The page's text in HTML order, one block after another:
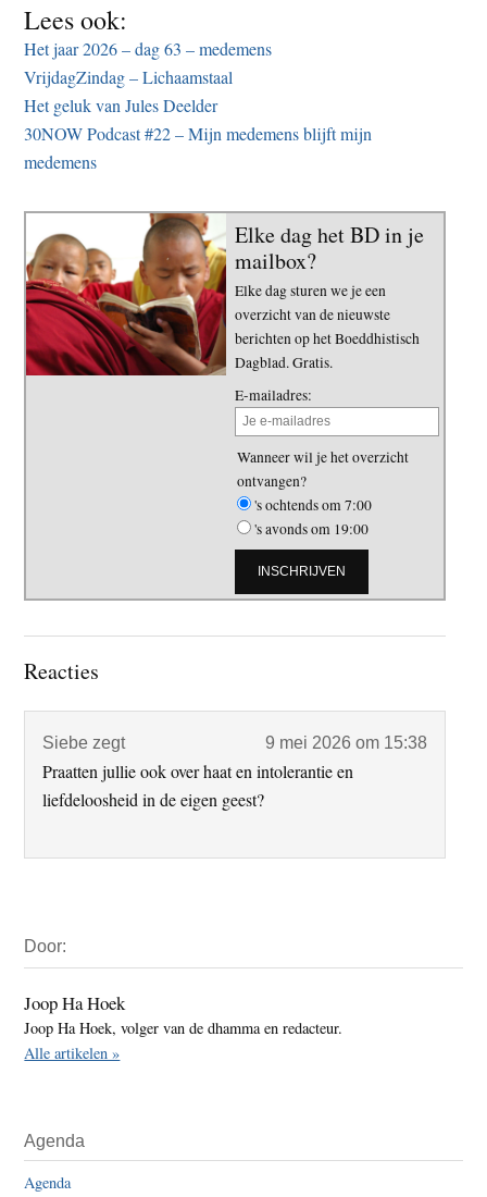
Lees ook:
Het jaar 2026 – dag 63 – medemens
VrijdagZindag – Lichaamstaal
Het geluk van Jules Deelder
30NOW Podcast #22 – Mijn medemens blijft mijn
medemens
Elke dag het BD in je
mailbox?
Elke dag sturen we je een
overzicht van de nieuwste
berichten op het Boeddhistisch
Dagblad. Gratis.
E-mailadres:
Wanneer wil je het overzicht
ontvangen?
's ochtends om 7:00
's avonds om 19:00
Lees
Reacties
Siebe zegt 9 mei 2026 om 15:38
Praatten jullie ook over haat en intolerantie en
liefdeloosheid in de eigen geest?
Sidebar
Door:
Joop Ha Hoek
Joop Ha Hoek, volger van de dhamma en redacteur.
Alle artikelen »
Agenda
Agenda